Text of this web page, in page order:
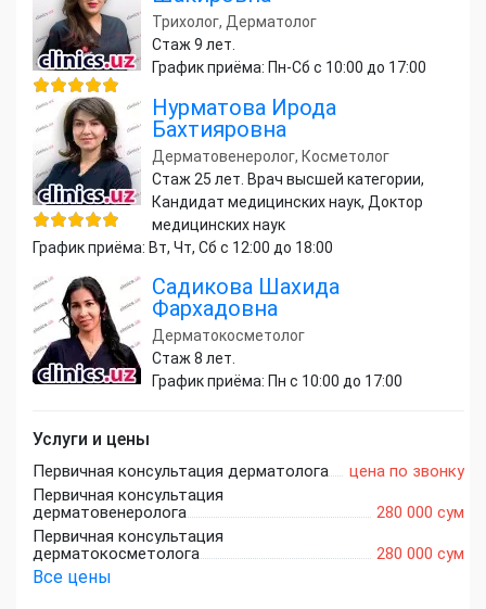
Трихолог, Дерматолог
Стаж 9 лет.
График приёма: Пн-Сб с 10:00 до 17:00
Нурматова Ирода
Бахтияровна
Дерматовенеролог, Косметолог
Стаж 25 лет. Врач высшей категории,
Кандидат медицинских наук, Доктор
медицинских наук
График приёма: Вт, Чт, Сб с 12:00 до 18:00
Садикова Шахида
Фархадовна
Дерматокосметолог
Стаж 8 лет.
График приёма: Пн с 10:00 до 17:00
Услуги и цены
Первичная консультация дерматолога
цена по звонку
Первичная консультация
дерматовенеролога
280 000 сум
Первичная консультация
дерматокосметолога
280 000 сум
Все цены